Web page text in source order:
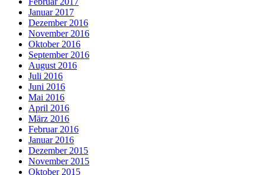
Januar 2017
Dezember 2016
November 2016
Oktober 2016
September 2016
August 2016
Juli 2016
Juni 2016
Mai 2016
April 2016
März 2016
Februar 2016
Januar 2016
Dezember 2015
November 2015
Oktober 2015